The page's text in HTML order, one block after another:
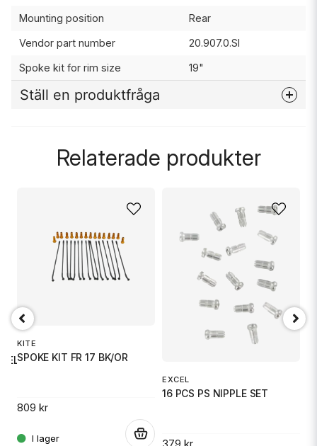
Mounting position Rear
Vendor part number 20.907.0.SI
Spoke kit for rim size 19"
Ställ en produktfråga
Mejladress
Relaterade produkter
KITE
SPOKE KIT FR 17 BK/OR
809 kr
EXCEL
16 PCS PS NIPPLE SET
379 kr